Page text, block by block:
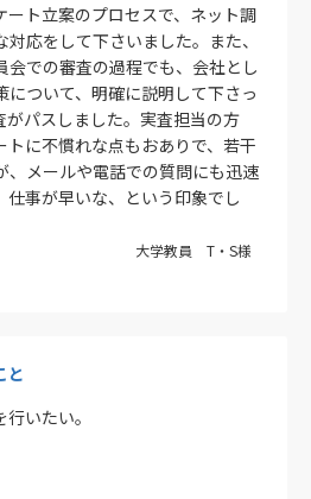
ート立案のプロセスで、ネット調
応をして下さいました。また、
会での審査の過程でも、会社とし
について、明確に説明して下さっ
がパスしました。実査担当の方
トに不慣れな点もおありで、若干
、メールや電話での質問にも迅速
事が早いな、という印象でし
大学教員 T・S様
と
いたい。